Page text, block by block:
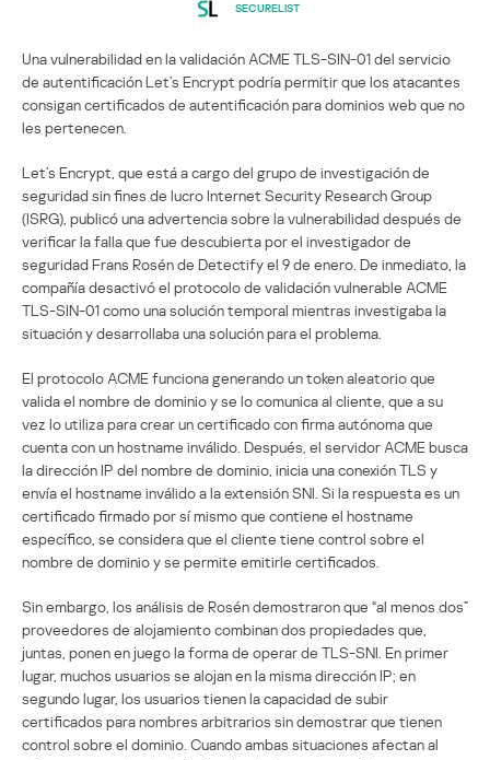
SECURELIST
Una vulnerabilidad en la validación ACME TLS-SIN-01 del servicio
de autentificación Let’s Encrypt podría permitir que los atacantes
consigan certificados de autentificación para dominios web que no
les pertenecen.
Let’s Encrypt, que está a cargo del grupo de investigación de
seguridad sin fines de lucro Internet Security Research Group
(ISRG), publicó una advertencia sobre la vulnerabilidad después de
verificar la falla que fue descubierta por el investigador de
seguridad Frans Rosén de Detectify el 9 de enero. De inmediato, la
compañía desactivó el protocolo de validación vulnerable ACME
TLS-SIN-01 como una solución temporal mientras investigaba la
situación y desarrollaba una solución para el problema.
El protocolo ACME funciona generando un token aleatorio que
valida el nombre de dominio y se lo comunica al cliente, que a su
vez lo utiliza para crear un certificado con firma autónoma que
cuenta con un hostname inválido. Después, el servidor ACME busca
la dirección IP del nombre de dominio, inicia una conexión TLS y
envía el hostname inválido a la extensión SNI. Si la respuesta es un
certificado firmado por sí mismo que contiene el hostname
específico, se considera que el cliente tiene control sobre el
nombre de dominio y se permite emitirle certificados.
Sin embargo, los análisis de Rosén demostraron que “al menos dos”
proveedores de alojamiento combinan dos propiedades que,
juntas, ponen en juego la forma de operar de TLS-SNI. En primer
lugar, muchos usuarios se alojan en la misma dirección IP; en
segundo lugar, los usuarios tienen la capacidad de subir
certificados para nombres arbitrarios sin demostrar que tienen
control sobre el dominio. Cuando ambas situaciones afectan al